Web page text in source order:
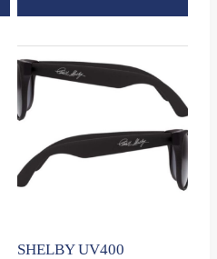
SHELBY UV400